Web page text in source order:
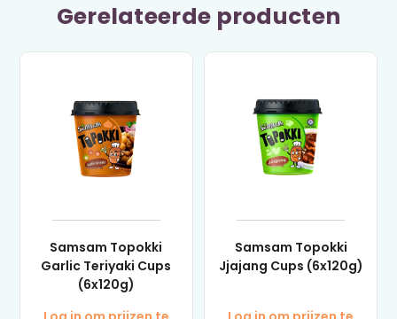
Gerelateerde producten
Samsam Topokki
Garlic Teriyaki Cups
(6x120g)
Samsam Topokki
Jjajang Cups (6x120g)